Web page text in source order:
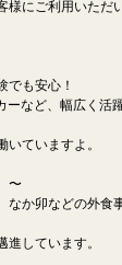
様にご利用いただ
でも安心！
ーなど、幅広く活
ていますよ。
〜
なか卯などの外食
しています。